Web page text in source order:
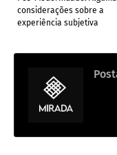
considerações sobre a
experiência subjetiva